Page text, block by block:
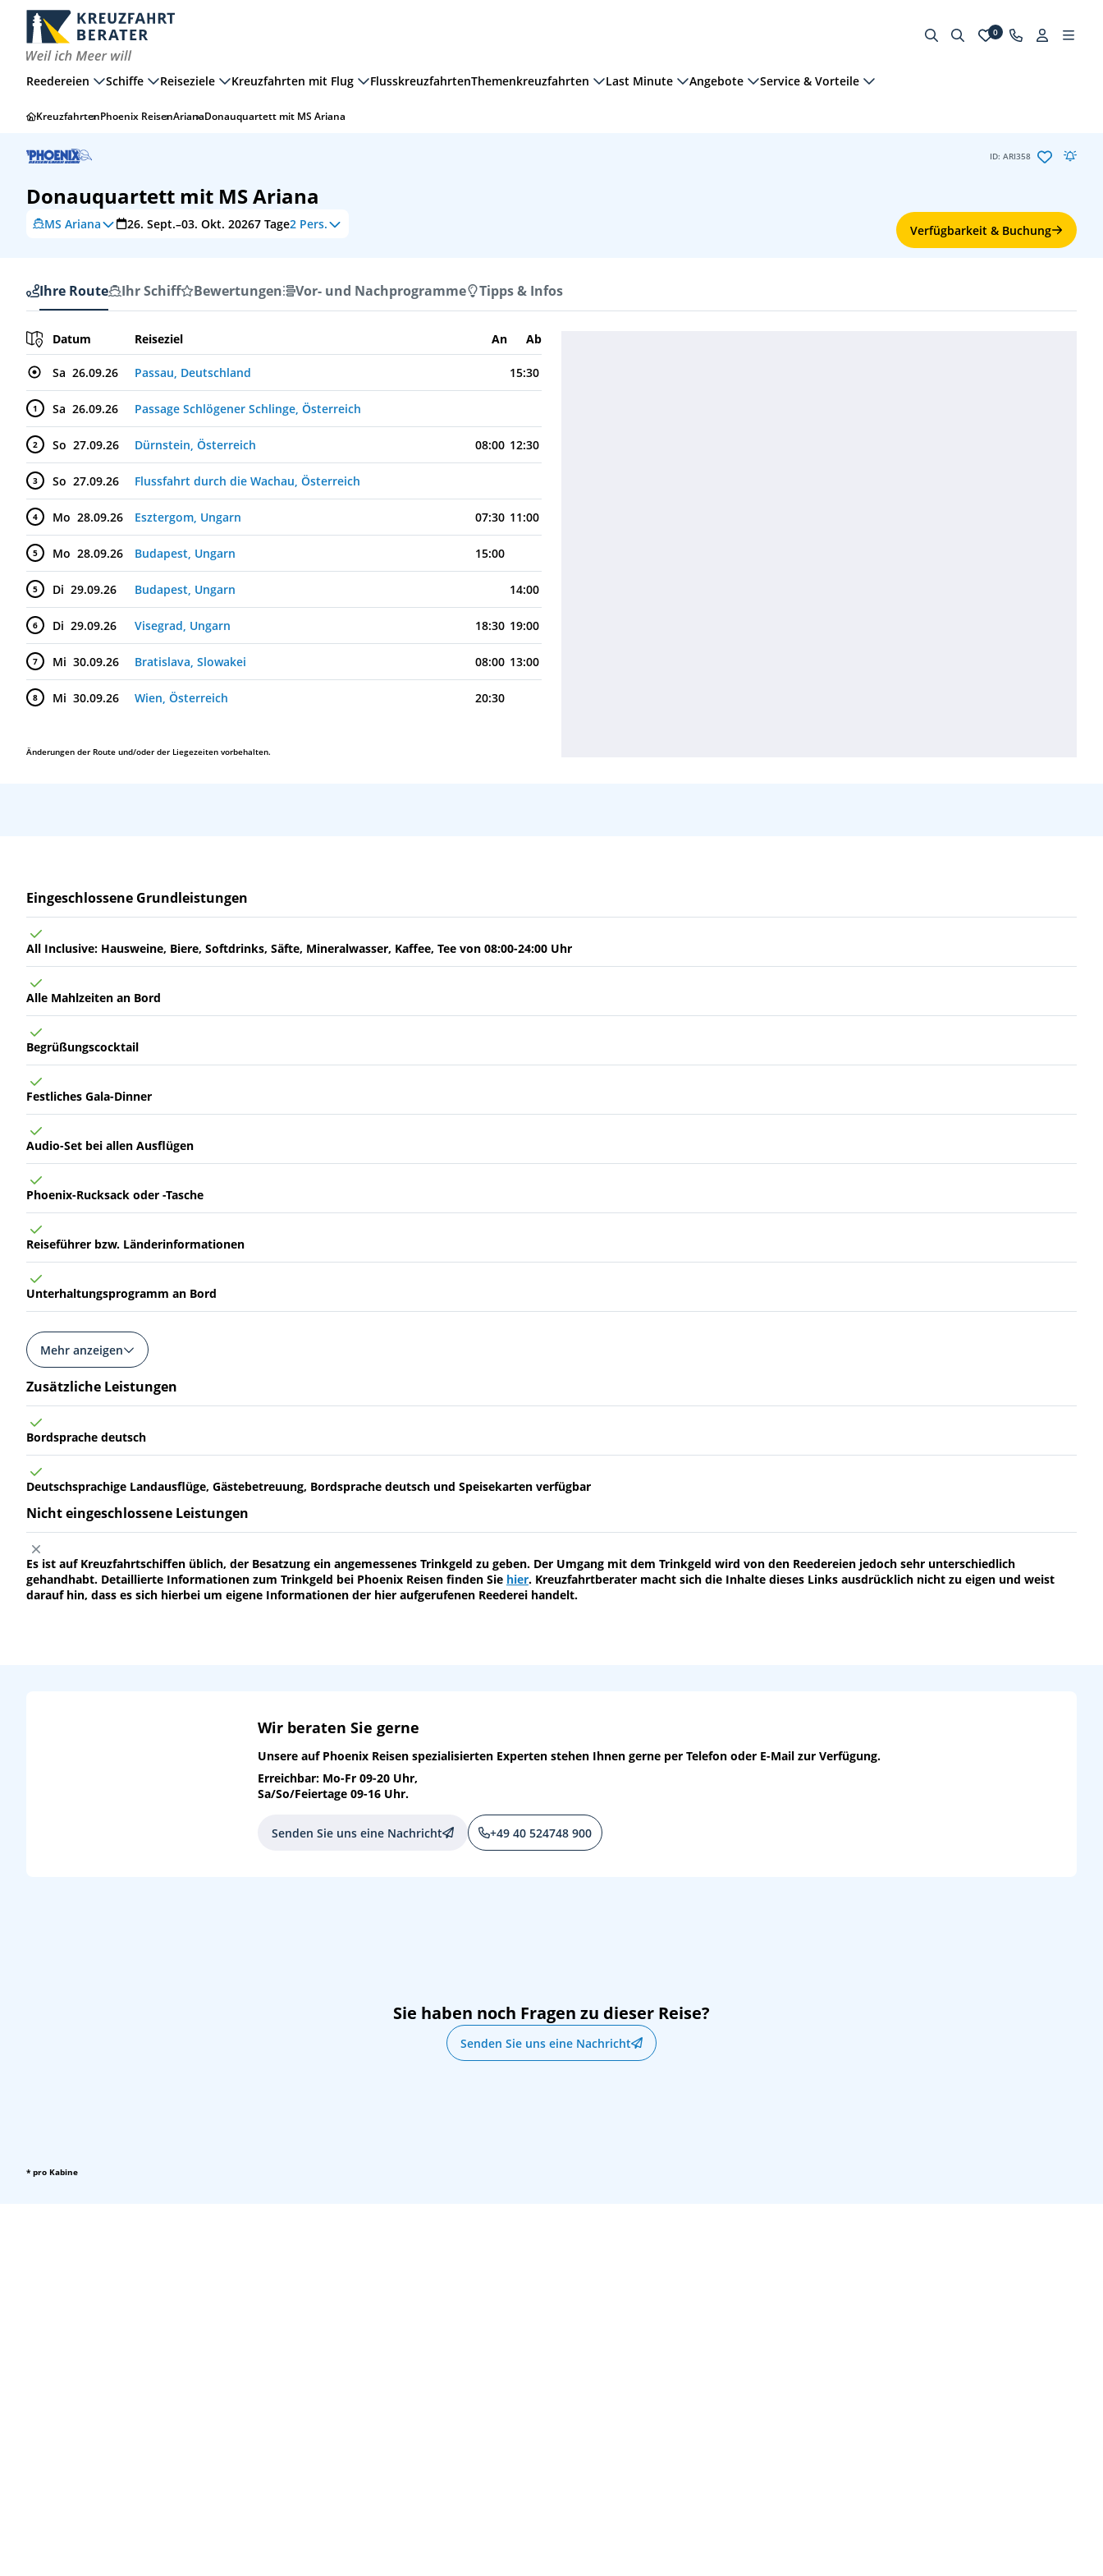
0
Reedereien Schiffe Reiseziele Kreuzfahrten mit Flug FlusskreuzfahrtenThemenkreuzfahrten Last Minute Angebote Service & Vorteile
KreuzfahrtenPhoenix ReisenArianaDonauquartett mit MS Ariana
ID: ARI358
Donauquartett mit MS Ariana
MS Ariana 26. Sept.–03. Okt. 20267 Tage2 Pers. Verfügbarkeit & Buchung
Ihre Route Ihr Schiff Bewertungen Vor- und Nachprogramme Tipps & Infos
Ihre Route
Datum Reiseziel An Ab
Sa 26.09.26 Passau, Deutschland 15:30
1 Sa 26.09.26 Passage Schlögener Schlinge, Österreich
2 So 27.09.26 Dürnstein, Österreich 08:00 12:30
3 So 27.09.26 Flussfahrt durch die Wachau, Österreich
4 Mo 28.09.26 Esztergom, Ungarn 07:30 11:00
5 Mo 28.09.26 Budapest, Ungarn 15:00
5 Di 29.09.26 Budapest, Ungarn 14:00
6 Di 29.09.26 Visegrad, Ungarn 18:30 19:00
7 Mi 30.09.26 Bratislava, Slowakei 08:00 13:00
8 Mi 30.09.26 Wien, Österreich 20:30
Änderungen der Route und/oder der Liegezeiten vorbehalten.
Leistungen
Eingeschlossene Grundleistungen
All Inclusive: Hausweine, Biere, Softdrinks, Säfte, Mineralwasser, Kaffee, Tee von 08:00-24:00 Uhr
Alle Mahlzeiten an Bord
Begrüßungscocktail
Festliches Gala-Dinner
Audio-Set bei allen Ausflügen
Phoenix-Rucksack oder -Tasche
Reiseführer bzw. Länderinformationen
Unterhaltungsprogramm an Bord
Mehr anzeigen
Zusätzliche Leistungen
Bordsprache deutsch
Deutschsprachige Landausflüge, Gästebetreuung, Bordsprache deutsch und Speisekarten verfügbar
Nicht eingeschlossene Leistungen
Es ist auf Kreuzfahrtschiffen üblich, der Besatzung ein angemessenes Trinkgeld zu geben. Der Umgang mit dem Trinkgeld wird von den Reedereien jedoch sehr unterschiedlich
gehandhabt. Detaillierte Informationen zum Trinkgeld bei Phoenix Reisen finden Sie hier. Kreuzfahrtberater macht sich die Inhalte dieses Links ausdrücklich nicht zu eigen und weist
darauf hin, dass es sich hierbei um eigene Informationen der hier aufgerufenen Reederei handelt.
Wir beraten Sie gerne
Unsere auf Phoenix Reisen spezialisierten Experten stehen Ihnen gerne per Telefon oder E-Mail zur Verfügung.
Erreichbar: Mo-Fr 09-20 Uhr,
Sa/So/Feiertage 09-16 Uhr.
Senden Sie uns eine Nachricht +49 40 524748 900
Sie haben noch Fragen zu dieser Reise?
Senden Sie uns eine Nachricht
* pro Kabine